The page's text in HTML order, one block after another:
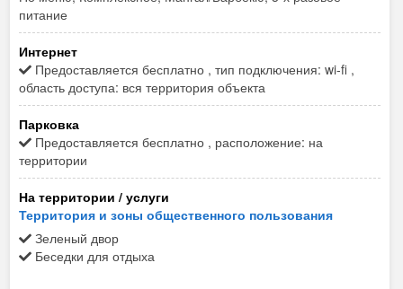
питание
Интернет
Предоставляется бесплатно , тип подключения: wi-fi ,
область доступа: вся территория объекта
Парковка
Предоставляется бесплатно , расположение: на
территории
На территории / услуги
Территория и зоны общественного пользования
Зеленый двор
Беседки для отдыха